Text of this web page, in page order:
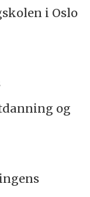
i Oslo
og